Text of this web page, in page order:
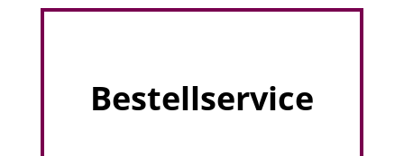
Bestellservice